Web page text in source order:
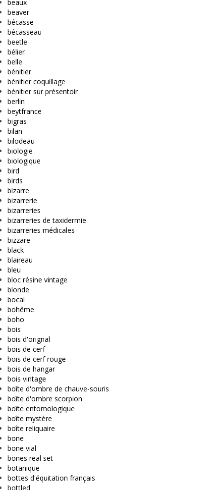
beaux
beaver
bécasse
bécasseau
beetle
bélier
belle
bénitier
bénitier coquillage
bénitier sur présentoir
berlin
beytfrance
bigras
bilan
bilodeau
biologie
biologique
bird
birds
bizarre
bizarrerie
bizarreries
bizarreries de taxidermie
bizarreries médicales
bizzare
black
blaireau
bleu
bloc résine vintage
blonde
bocal
bohême
boho
bois
bois d'orignal
bois de cerf
bois de cerf rouge
bois de hangar
bois vintage
boîte d'ombre de chauve-souris
boîte d'ombre scorpion
boîte entomologique
boîte mystère
boîte reliquaire
bone
bone vial
bones real set
botanique
bottes d'équitation français
bottled